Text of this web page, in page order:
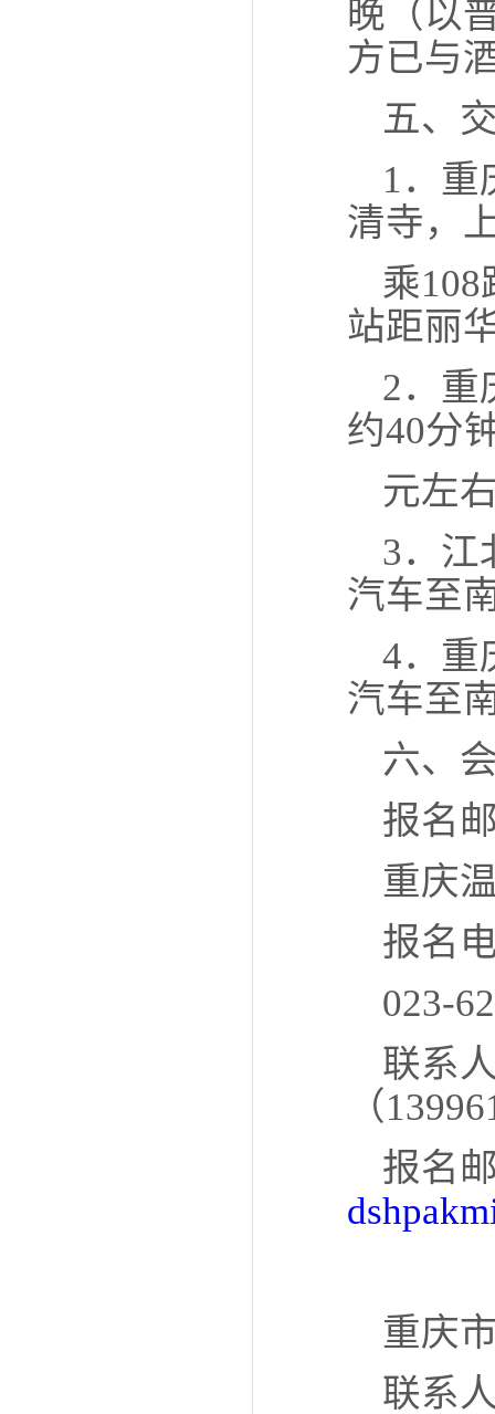
晚（以
方已与
五、
1．重
清寺，
乘
站距丽
2．重
约40分
元左
3．江
汽车至
4．重
汽车至
六、
报名
重庆
报名
023-
联系
（
报名
重庆
联系